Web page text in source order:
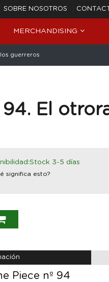
SOBRE NOSOTROS
MERCHANDISING
guerreros
94. El
3-5 días
significa esto?
Piece nº 94